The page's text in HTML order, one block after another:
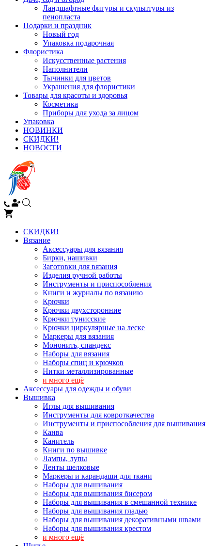
Ландшафтные фигуры и скульптуры из
пенопласта
Подарки и праздник
Новый год
Упаковка подарочная
Флористика
Искусственные растения
Наполнители
Тычинки для цветов
Украшения для флористики
Товары для красоты и здоровья
Косметика
Приборы для ухода за лицом
Упаковка
НОВИНКИ
СКИДКИ!
НОВОСТИ
СКИДКИ!
Вязание
Аксессуары для вязания
Бирки, нашивки
Заготовки для вязания
Изделия ручной работы
Инструменты и приспособления
Книги и журналы по вязанию
Крючки
Крючки двухсторонние
Крючки тунисские
Крючки циркулярные на леске
Маркеры для вязания
Мононить, спандекс
Наборы для вязания
Наборы спиц и крючков
Нитки металлизированные
и много ещё
Аксессуары для одежды и обуви
Вышивка
Иглы для вышивания
Инструменты для ковроткачества
Инструменты и приспособления для вышивания
Канва
Канитель
Книги по вышивке
Лампы, лупы
Ленты шелковые
Маркеры и карандаши для ткани
Наборы для вышивания
Наборы для вышивания бисером
Наборы для вышивания в смешанной технике
Наборы для вышивания гладью
Наборы для вышивания декоративными швами
Наборы для вышивания крестом
и много ещё